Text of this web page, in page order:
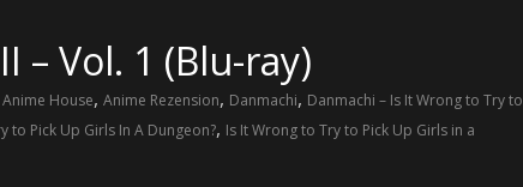
– Vol. 1 (Blu-ray)
Anime House, Anime Rezension, Danmachi, Danmachi – Is It Wrong to Try to
to Pick Up Girls In A Dungeon?, Is It Wrong to Try to Pick Up Girls in a